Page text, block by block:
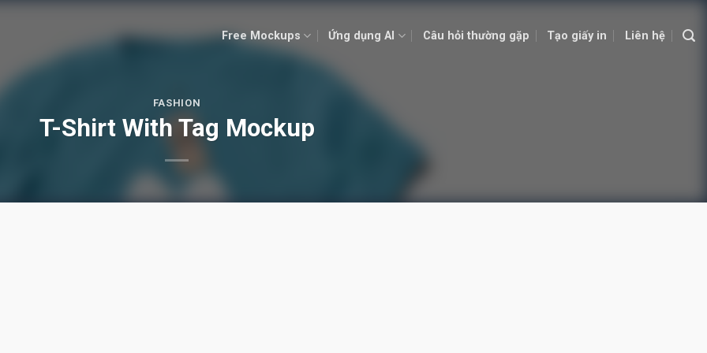
Free Mockups Ứng dụng AI Câu hỏi thường gặp Tạo giấy in Liên hệ
FASHION
T-Shirt With Tag Mockup